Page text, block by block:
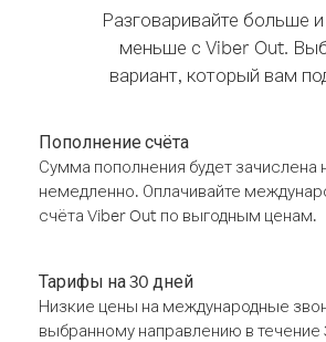
Разговаривайте больше и
меньше с Viber Out.
вариант, который вам
Пополнение счёта
Сумма пополнения будет зачислена
немедленно. Оплачивайте
счёта Viber Out по выгодным ценам.
Тарифы на 30 дней
Низкие цены на международные
выбранному направлению в течение